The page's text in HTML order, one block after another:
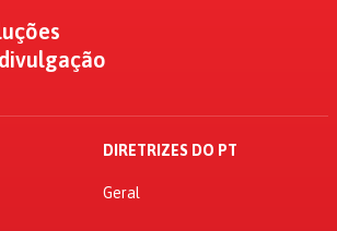
DIRETRIZES DO PT
Geral